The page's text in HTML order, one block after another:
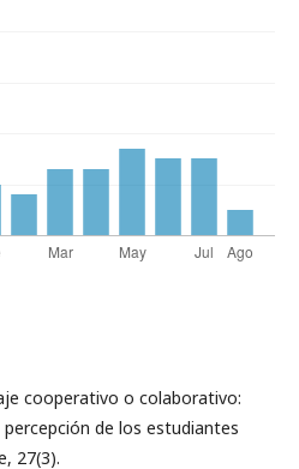
cooperativo o colaborativo:
de los estudiantes
27(3).